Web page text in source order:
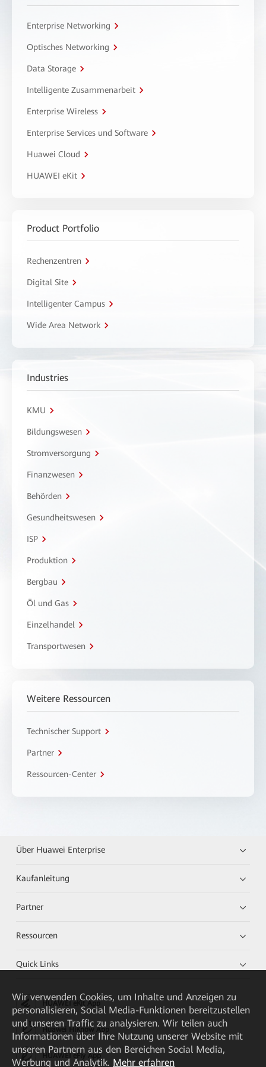
Enterprise Networking
Optisches Networking
Data Storage
Intelligente Zusammenarbeit
Enterprise Wireless
Enterprise Services und Software
Huawei Cloud
HUAWEI eKit
Product Portfolio
Rechenzentren
Digital Site
Intelligenter Campus
Wide Area Network
Industries
KMU
Bildungswesen
Stromversorgung
Finanzwesen
Behörden
Gesundheitswesen
ISP
Produktion
Bergbau
Öl und Gas
Einzelhandel
Transportwesen
Weitere Ressourcen
Technischer Support
Partner
Ressourcen-Center
Über Huawei Enterprise
Kaufanleitung
Partner
Ressourcen
Quick Links
HUAWEI eKit App
Huawei HiKnow App
HUAWEI eFly App
Wir verwenden Cookies, um Inhalte und Anzeigen zu
personalisieren, Social Media-Funktionen bereitzustellen
und unseren Traffic zu analysieren. Wir teilen auch
Informationen über Ihre Nutzung unserer Website mit
unseren Partnern aus den Bereichen Social Media,
Werbung und Analytik. Mehr erfahren